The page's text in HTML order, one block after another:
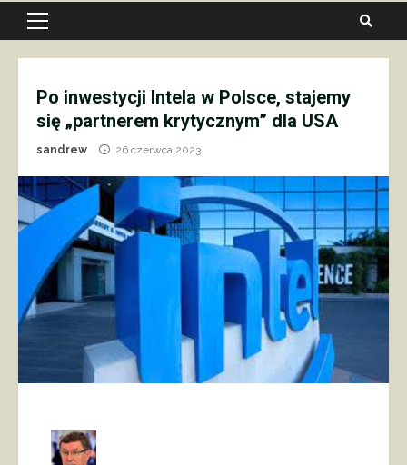
Primary
Po inwestycji Intela w Polsce, stajemy
się „partnerem krytycznym” dla USA
sandrew 26 czerwca 2023